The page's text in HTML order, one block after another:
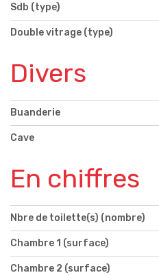
Sdb (type)
Double vitrage (type)
Divers
Buanderie
Cave
En chiffres
Nbre de toilette(s) (nombre)
Chambre 1 (surface)
Chambre 2 (surface)